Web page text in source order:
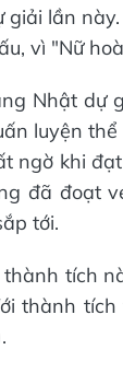
giải lần
vì "Nữ
Nhật dự
luyện
ngờ khi
đã đoạt
tới.
tích
thành